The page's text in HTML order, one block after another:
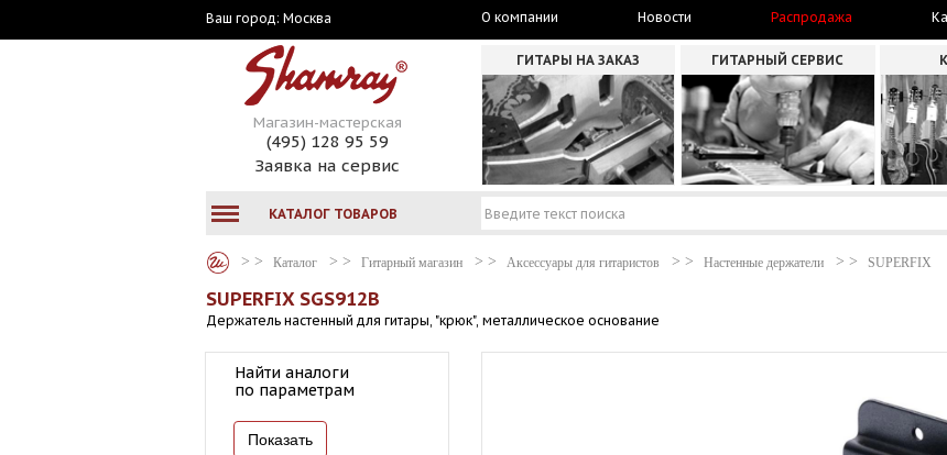
Ваш город: Москва О компании Новости Распродажа
Магазин-мастерская
(495) 128 95 59
Заявка на сервис
ГИТАРЫ НА ЗАКАЗ ГИТАРНЫЙ СЕРВИС
КАТАЛОГ ТОВАРОВ
Каталог Гитарный магазин Аксессуары для гитаристов Настенные держатели SUPERFIX
SUPERFIX SGS912B
Держатель настенный для гитары, "крюк", металлическое основание
Найти аналоги
по параметрам